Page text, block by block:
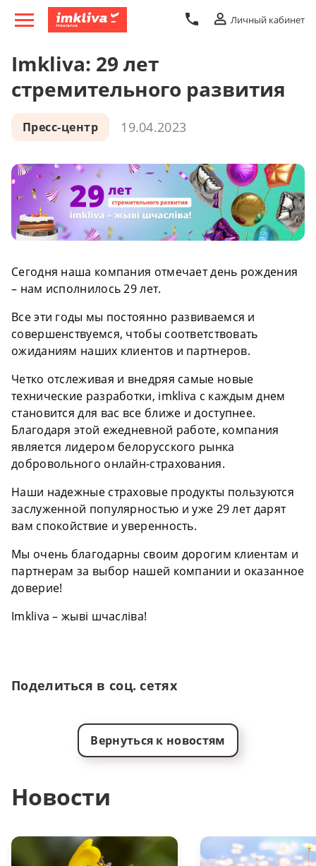
Личный кабинет
Imkliva: 29 лет
стремительного развития
Пресс-центр 19.04.2023
Сегодня наша компания отмечает день рождения
– нам исполнилось 29 лет.
Все эти годы мы постоянно развиваемся и
совершенствуемся, чтобы соответствовать
ожиданиям наших клиентов и партнеров.
Четко отслеживая и внедряя самые новые
технические разработки, imkliva с каждым днем
становится для вас все ближе и доступнее.
Благодаря этой ежедневной работе, компания
является лидером белорусского рынка
добровольного онлайн-страхования.
Наши надежные страховые продукты пользуются
заслуженной популярностью и уже 29 лет дарят
вам спокойствие и уверенность.
Мы очень благодарны своим дорогим клиентам и
партнерам за выбор нашей компании и оказанное
доверие!
Imkliva – жыві шчасліва!
Поделиться в соц. сетях
Вернуться к новостям
Новости